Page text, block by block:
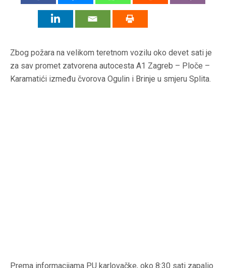
Zbog požara na velikom teretnom vozilu oko devet sati je
za sav promet zatvorena autocesta A1 Zagreb – Ploče –
Karamatići između čvorova Ogulin i Brinje u smjeru Splita.
Prema informacijama PU karlovačke, oko 8:30 sati zapalio